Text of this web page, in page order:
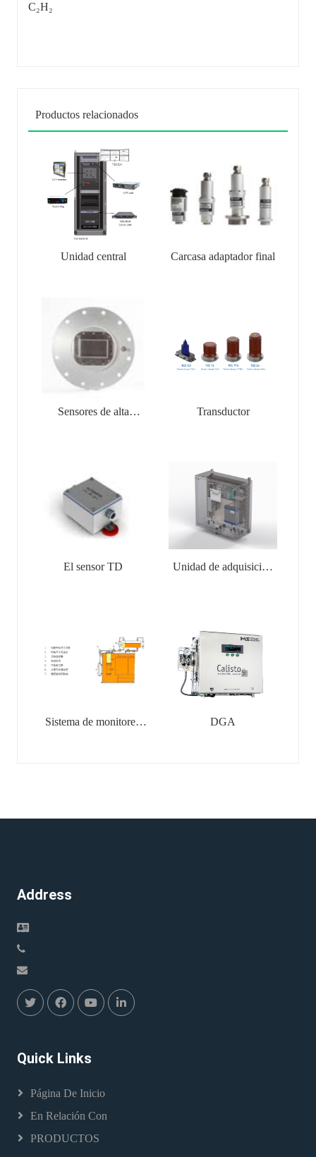
C₂H₂
Productos relacionados
Unidad central Carcasa adaptador final
Sensores de alta
Transductor
El sensor TD
Unidad de adquisición
Sistema de monitoreo
DGA
Address
Quick Links
Página De Inicio
En Relación Con
PRODUCTOS